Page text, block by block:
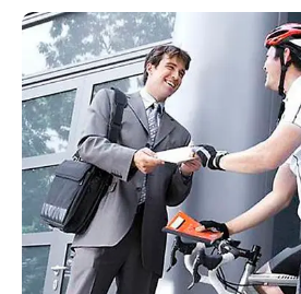
Кобеляки
Коцюбинское
Конотоп
Коростень
Корсунь-Шевченковский
Костополь
Ковель
Козин
Красноград
Кременчуг
Кременец